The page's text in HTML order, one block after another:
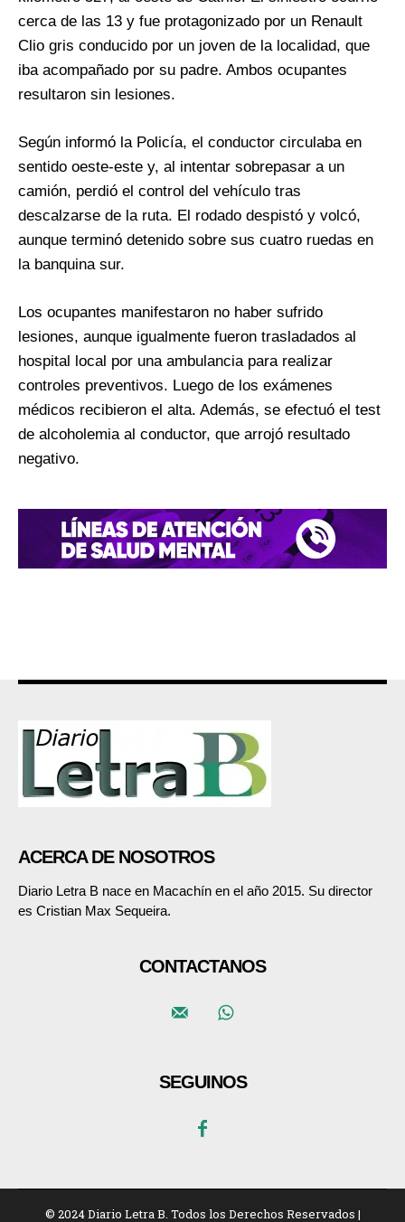
cerca de las 13 y fue protagonizado por un Renault
Clio gris conducido por un joven de la localidad, que
iba acompañado por su padre. Ambos ocupantes
resultaron sin lesiones.
Según informó la Policía, el conductor circulaba en
sentido oeste-este y, al intentar sobrepasar a un
camión, perdió el control del vehículo tras
descalzarse de la ruta. El rodado despistó y volcó,
aunque terminó detenido sobre sus cuatro ruedas en
la banquina sur.
Los ocupantes manifestaron no haber sufrido
lesiones, aunque igualmente fueron trasladados al
hospital local por una ambulancia para realizar
controles preventivos. Luego de los exámenes
médicos recibieron el alta. Además, se efectuó el test
de alcoholemia al conductor, que arrojó resultado
negativo.
ACERCA DE NOSOTROS
Diario Letra B nace en Macachín en el año 2015. Su director
es Cristian Max Sequeira.
CONTACTANOS
SEGUINOS
© 2024 Diario Letra B. Todos los Derechos Reservados |